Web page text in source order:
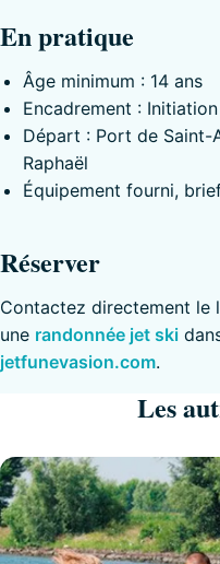
En pratique
Âge minimum : 14 ans
Encadrement :
Départ : Port de Saint-
Raphaël
Équipement fourni,
Réserver
Contactez directement le
une randonnée jet ski
jetfunevasion.com.
Les